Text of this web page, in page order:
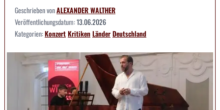
Geschrieben vonALEXANDER WALTHER
Veröffentlichungsdatum:13.06.2026
Kategorien:KonzertKritikenLänderDeutschland